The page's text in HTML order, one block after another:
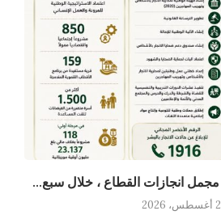
انجازات القطاع ، خلال سبع...
2 أغسطس، 2026